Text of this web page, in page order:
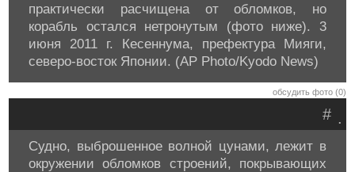
практически расчищена от обломков, но
корабль остался нетронутым (фото ниже). 3
июня 2011 г. Кесеннума, префектура Мияги,
северо-восток Японии. (AP Photo/Kyodo News)
обсудить фото (0)
.
#
Судно, выброшенное волной цунами, лежит в
окружении обломков строений, покрывающих